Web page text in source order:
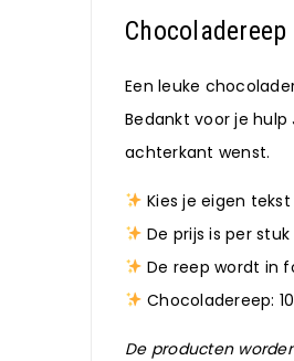
Een leuke
Bedankt voor je
achterkant wenst.
Kies je eigen tekst
De prijs is per stuk
De reep wordt in
Chocoladereep:
De producten